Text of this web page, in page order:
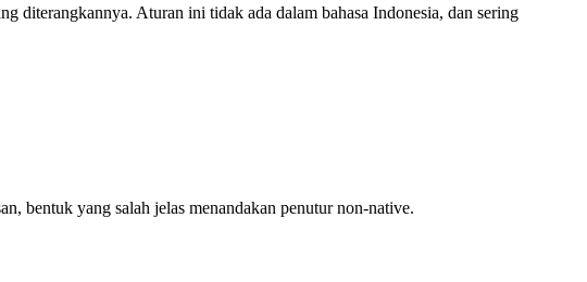
diterangkannya. Aturan ini tidak ada dalam bahasa Indonesia, dan sering
bentuk yang salah jelas menandakan penutur non-native.